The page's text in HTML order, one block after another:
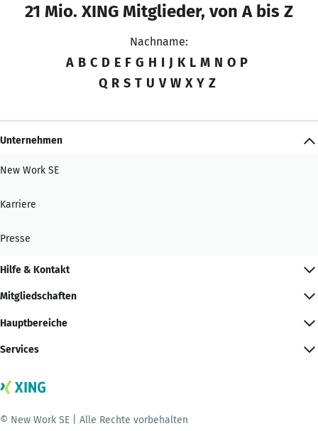
21 Mio. XING Mitglieder, von A bis Z
Nachname:
A B C D E F G H I J K L M N O P
Q R S T U V W X Y Z
Unternehmen
New Work SE
Karriere
Presse
Hilfe & Kontakt
Mitgliedschaften
Hauptbereiche
Services
© New Work SE | Alle Rechte vorbehalten